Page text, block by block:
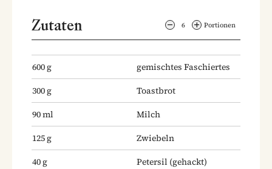
Zutaten 6 Portionen
600g
gemischtes Faschiertes
300g
Toastbrot
90ml
Milch
125g
Zwiebeln
40g Petersil (gehackt)